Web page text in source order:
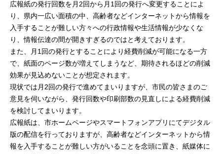
広報紙の発行回数を月2回から月1回の発行へ変更することによ
り、県内一広い面積の中、高齢者などインターネットから情報を
入手することが難しい方々への行政情報や生活情報が少なくな
り、情報伝達の間が開きすぎるのではと考えております。
また、月1回の発行とすることにより経費削減が可能になる一方
で、紙面のページ数が増えてしまうなど、期待されるほどの削減
効果が見込めないことが想定されます。
現状では月2回の発行で進めてまいりますが、市民の皆さまのご
意見を伺いながら、発行回数や印刷部数の見直しによる経費削減
を検討してまいります。
広報紙は、市ホームページやスマートフォンアプリにてデジタル
版の配信を行っておりますが、高齢者などインターネットから情
報を入手することが難しい方がいることを念頭に置き、紙媒体に